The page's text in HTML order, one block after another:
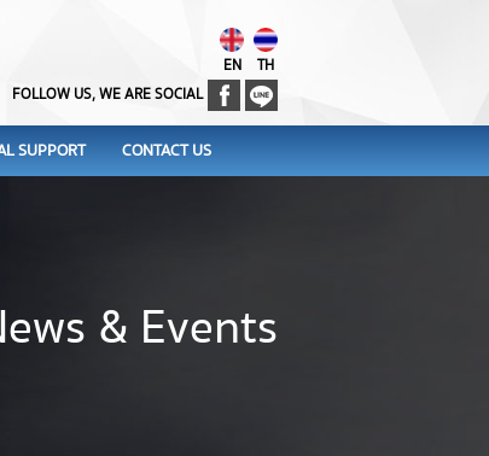
EN
TH
FOLLOW US, WE ARE SOCIAL
SUPPORT CONTACT US
& Events